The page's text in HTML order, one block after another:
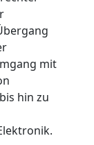
mit
hin zu